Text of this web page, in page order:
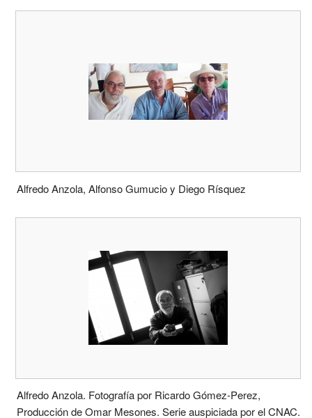
Alfredo Anzola, Alfonso Gumucio y Diego Rísquez
Alfredo Anzola. Fotografía por Ricardo Gómez-Perez,
Producción de Omar Mesones. Serie auspiciada por el CNAC.